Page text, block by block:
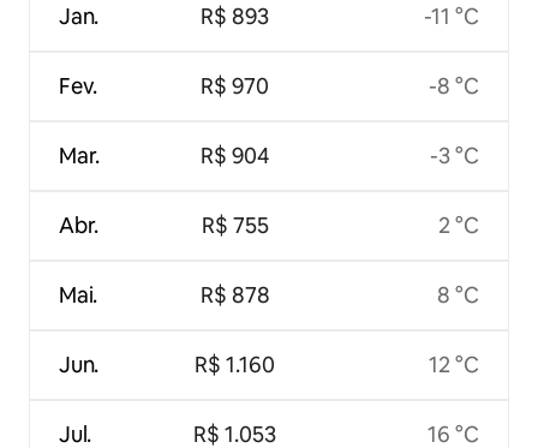
Jan.
Fev.
Mar.
Abr.
Mai.
Jun.
Jul.
R$ 893
R$ 970
R$ 904
R$ 755
R$ 878
R$ 1.160
R$ 1.053
-11 °C
-8 °C
-3 °C
2 °C
8 °C
12 °C
16 °C